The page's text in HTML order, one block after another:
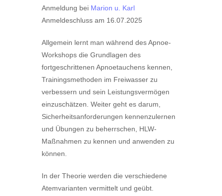
Anmeldung bei Marion u. Karl
Anmeldeschluss am 16.07.2025
Allgemein lernt man während des Apnoe-
Workshops die Grundlagen des
fortgeschrittenen Apnoetauchens kennen,
Trainingsmethoden im Freiwasser zu
verbessern und sein Leistungsvermögen
einzuschätzen. Weiter geht es darum,
Sicherheitsanforderungen kennenzulernen
und Übungen zu beherrschen, HLW-
Maßnahmen zu kennen und anwenden zu
können.
In der Theorie werden die verschiedene
Atemvarianten vermittelt und geübt.